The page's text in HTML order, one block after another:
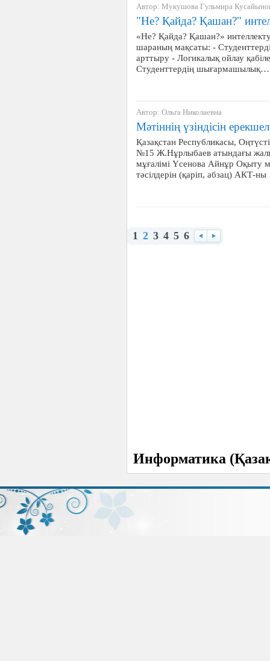
Автор: Мукушова Гульмира
"Не? Қайда? Қашан?"
«Не? Қайда? Қашан?»
шараның мақсаты: -
арттыру - Логикалық ойлау
Студенттердің шығармашылық…
Автор: Ольга Николаевна
Мәтіннің үзіндісін
Қазақстан Республикасы,
№15 Ж.Нұрлыбаев атындағы
мұғалімі Үсенова Айнұр Оқыту
тәсілдерін (қаріп, абзац) АКТ-
1 2 3 4 5 6
Информатика